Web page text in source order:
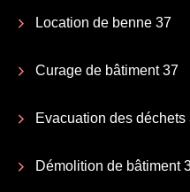
Location de benne 37
Curage de bâtiment 37
Evacuation des déchets
Démolition de bâtiment